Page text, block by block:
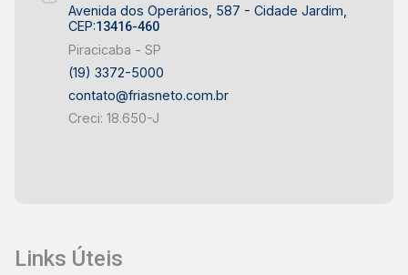
Avenida dos Operários, 587 - Cidade Jardim,
CEP:13416-460
Piracicaba - SP
(19) 3372-5000
contato@friasneto.com.br
Creci: 18.650-J
Links Úteis